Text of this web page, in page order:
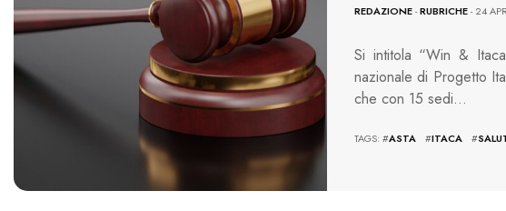
REDAZIONE-RUBRICHE- 24
Si intitola “Win &
nazionale di Progetto
che con 15 sedi…
TAGS: #ASTA #ITACA #